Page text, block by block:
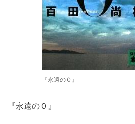
『永遠の０』
『永遠の０』